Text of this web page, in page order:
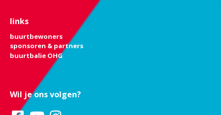
links
buurtbewoners
sponsoren & partners
buurtbalie OHG
Wil je ons volgen?